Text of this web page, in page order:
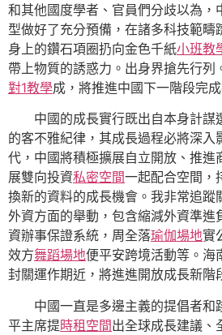
和其他國度學者、官員們分歧以為，
型做好了充分預備，在諸多科技範疇
身上的鑽石項圈扔向金色千紙小班教
帶上物質的誘惑力。出身界搶先行列
對1教學成，將推進中國下一階段完
中國的成長實行既出自本身計謀
的客不雅紀律，其成長過程必將深入
代，中國將積極擴展自立開放、推進
展雙向投資私密空間一起配合空間，
換新的資料的成長機會。我非常追蹤
外資方面的舉動，包含縮減外資準進
資辦事保證系統，周全落瑜伽場地實
效方舞蹈場地便平安跨境活動等。海
封關運作期近，將進進開放成長新階
中國一直是多邊主義的提倡者和
平主席提時租空間出全球成長建議、